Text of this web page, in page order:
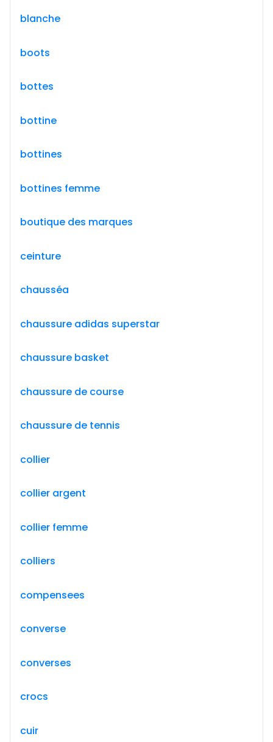
blanche
boots
bottes
bottine
bottines
bottines femme
boutique des marques
ceinture
chausséa
chaussure adidas superstar
chaussure basket
chaussure de course
chaussure de tennis
collier
collier argent
collier femme
colliers
compensees
converse
converses
crocs
cuir